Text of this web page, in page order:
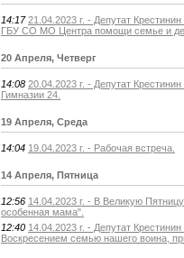
14:17 21.04.2023 г. - Депутат
ГБУ СО МО Центра помощи семье и
20 Апреля, Четверг
14:08 20.04.2023 г. - Депутат
Гимназии 24.
19 Апреля, Среда
14:04 19.04.2023 г. - Рабочая встреча.
14 Апреля, Пятница
12:56 14.04.2023 г. - В Великую
особенная мама".
12:40 14.04.2023 г. - Депутат
Воскресением семью нашего воина,